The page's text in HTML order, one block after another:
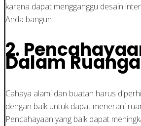
karena dapat mengganggu desain
Anda bangun.
2.
Dalam
Cahaya alami dan buatan harus
dengan baik untuk dapat menerani
Pencahayaan yang baik dapat